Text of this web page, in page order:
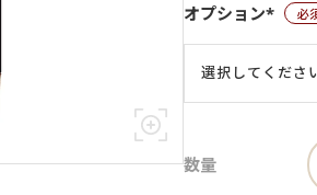
オプション*